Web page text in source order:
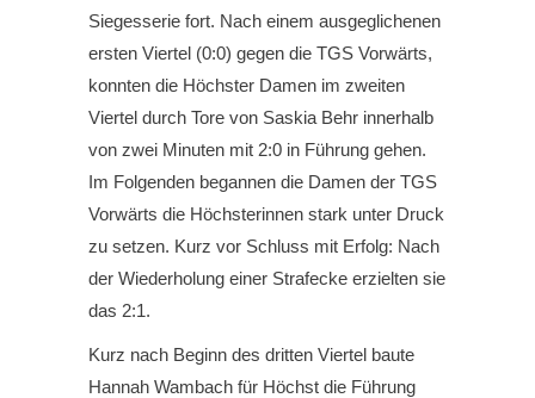
Siegesserie fort. Nach einem ausgeglichenen
ersten Viertel (0:0) gegen die TGS Vorwärts,
konnten die Höchster Damen im zweiten
Viertel durch Tore von Saskia Behr innerhalb
von zwei Minuten mit 2:0 in Führung gehen.
Im Folgenden begannen die Damen der TGS
Vorwärts die Höchsterinnen stark unter Druck
zu setzen. Kurz vor Schluss mit Erfolg: Nach
der Wiederholung einer Strafecke erzielten sie
das 2:1.
Kurz nach Beginn des dritten Viertel baute
Hannah Wambach für Höchst die Führung